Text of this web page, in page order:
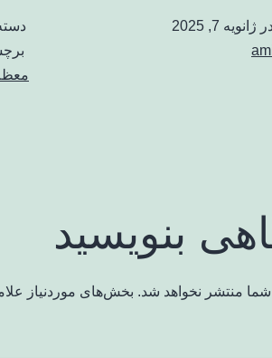
ژانویه 7, 2025
بنویسید
شما منتشر نخواهد شد. بخش‌های موردنیاز